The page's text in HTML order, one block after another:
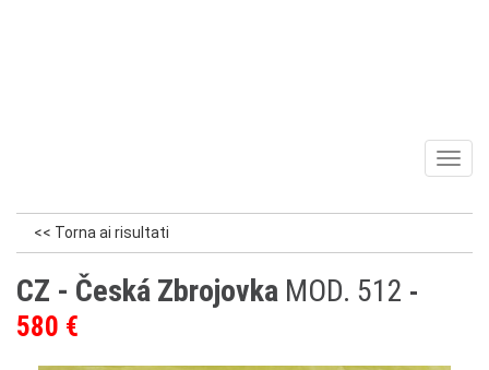
<< Torna ai risultati
CZ - Česká Zbrojovka MOD. 512
580 €